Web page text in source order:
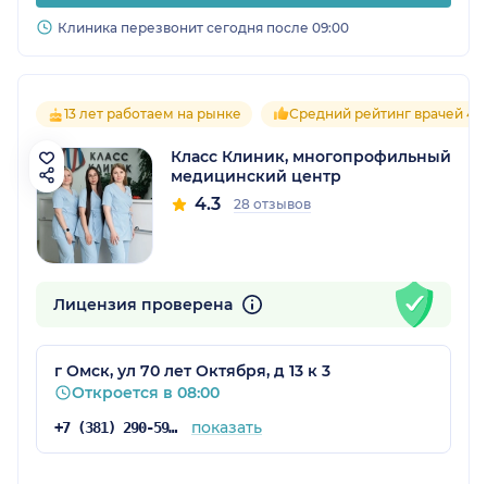
Клиника перезвонит сегодня после 09:00
13 лет работаем на рынке Средний рейтинг врачей 4.3
Класс Клиник, многопрофильный
медицинский центр
4.3 28 отзывов
Лицензия проверена
г Омск, ул 70 лет Октября, д 13 к 3
Откроется в 08:00
+7 (381) 290-59-90 показать